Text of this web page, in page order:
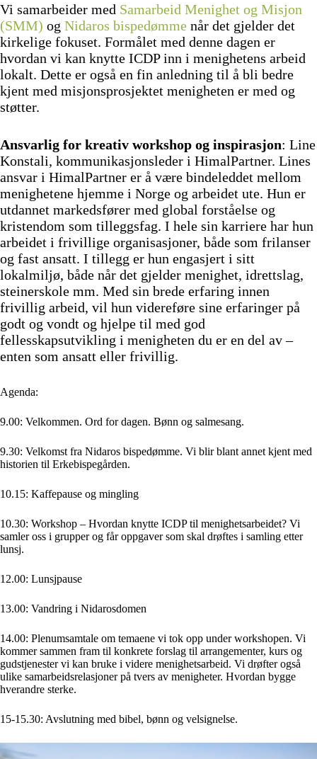
Vi samarbeider med Samarbeid Menighet og Misjon
(SMM) og Nidaros bispedømme når det gjelder det
kirkelige fokuset. Formålet med denne dagen er
hvordan vi kan knytte ICDP inn i menighetens arbeid
lokalt. Dette er også en fin anledning til å bli bedre
kjent med misjonsprosjektet menigheten er med og
støtter.
Ansvarlig for kreativ workshop og inspirasjon: Line
Konstali, kommunikasjonsleder i HimalPartner. Lines
ansvar i HimalPartner er å være bindeleddet mellom
menighetene hjemme i Norge og arbeidet ute. Hun er
utdannet markedsfører med global forståelse og
kristendom som tilleggsfag. I hele sin karriere har hun
arbeidet i frivillige organisasjoner, både som frilanser
og fast ansatt. I tillegg er hun engasjert i sitt
lokalmiljø, både når det gjelder menighet, idrettslag,
steinerskole mm. Med sin brede erfaring innen
frivillig arbeid, vil hun videreføre sine erfaringer på
godt og vondt og hjelpe til med god
fellesskapsutvikling i menigheten du er en del av –
enten som ansatt eller frivillig.
Agenda:
9.00: Velkommen. Ord for dagen. Bønn og salmesang.
9.30: Velkomst fra Nidaros bispedømme. Vi blir blant annet kjent med
historien til Erkebispegården.
10.15: Kaffepause og mingling
10.30: Workshop – Hvordan knytte ICDP til menighetsarbeidet? Vi
samler oss i grupper og får oppgaver som skal drøftes i samling etter
lunsj.
12.00: Lunsjpause
13.00: Vandring i Nidarosdomen
14.00: Plenumsamtale om temaene vi tok opp under workshopen. Vi
kommer sammen fram til konkrete forslag til arrangementer, kurs og
gudstjenester vi kan bruke i videre menighetsarbeid. Vi drøfter også
ulike samarbeidsrelasjoner på tvers av menigheter. Hvordan bygge
hverandre sterke.
15-15.30: Avslutning med bibel, bønn og velsignelse.